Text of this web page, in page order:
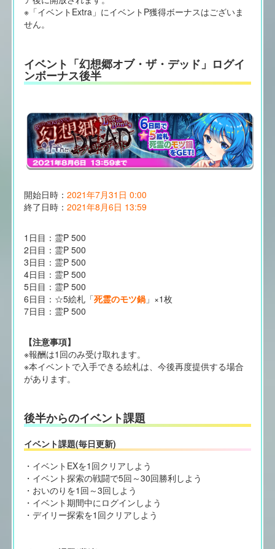
※「イベントExtra」にイベントP獲得ボーナスはございま
せん。
イベント「幻想郷オブ・ザ・デッド」ログイ
ンボーナス後半
開始日時： 2021年7月31日 0:00
終了日時： 2021年8月6日 13:59
1日目：霊P 500
2日目：霊P 500
3日目：霊P 500
4日目：霊P 500
5日目：霊P 500
6日目：☆5絵札「死霊のモツ鍋」×1枚
7日目：霊P 500
【注意事項】
※報酬は1回のみ受け取れます。
※本イベントで入手できる絵札は、今後再度提供する場合
があります。
後半からのイベント課題
イベント課題(毎日更新)
・イベントEXを1回クリアしよう
・イベント探索の戦闘で5回～30回勝利しよう
・おいのりを1回～3回しよう
・イベント期間中にログインしよう
・デイリー探索を1回クリアしよう